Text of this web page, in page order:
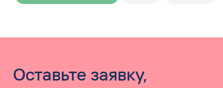
Оставьте заявку,